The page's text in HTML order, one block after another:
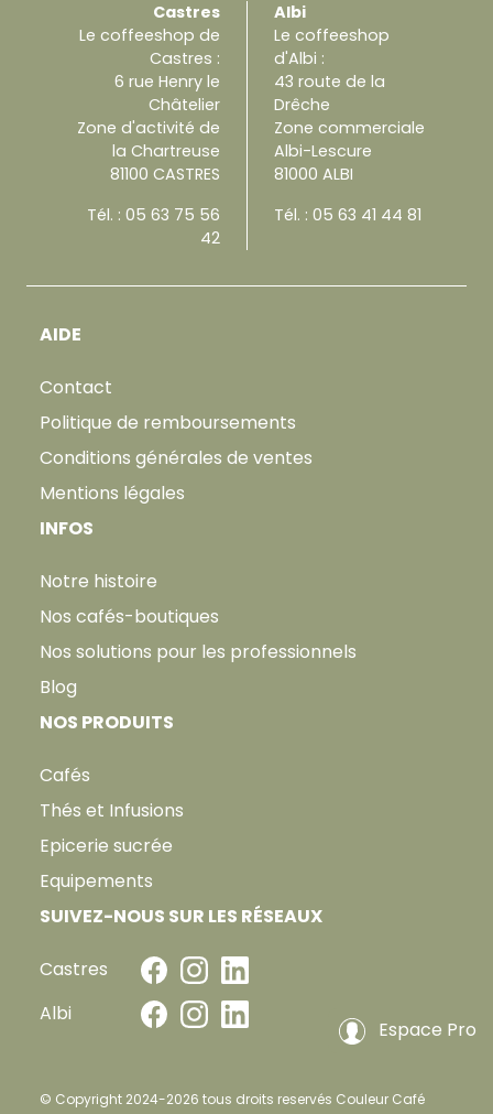
Castres
Le coffeeshop de
Castres :
6 rue Henry le
Châtelier
Zone d'activité de
la Chartreuse
81100 CASTRES
Tél. :05 63 75 56
42
Albi
Le coffeeshop
d'Albi :
43 route de la
Drêche
Zone commerciale
Albi-Lescure
81000 ALBI
Tél. :05 63 41 44 81
AIDE
Contact
Politique de remboursements
Conditions générales de ventes
Mentions légales
INFOS
Notre histoire
Nos cafés-boutiques
Nos solutions pour les professionnels
Blog
NOS PRODUITS
Cafés
Thés et Infusions
Epicerie sucrée
Equipements
SUIVEZ-NOUS SUR LES RÉSEAUX
Castres
Albi
© Copyright 2024-2026 tous droits reservés Couleur Café
Espace Pro